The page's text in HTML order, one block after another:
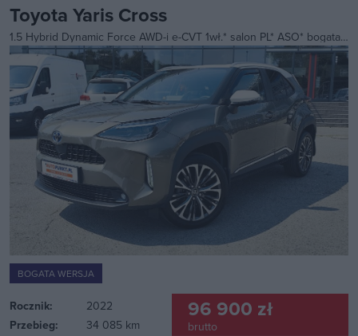
Toyota Yaris Cross
1.5 Hybrid Dynamic Force AWD-i e-CVT 1wł.* salon PL* ASO* bogata wersja* SMART* gwarancja*
BOGATA WERSJA
Rocznik:
2022
Przebieg:
34 085 km
96 900 zł
brutto